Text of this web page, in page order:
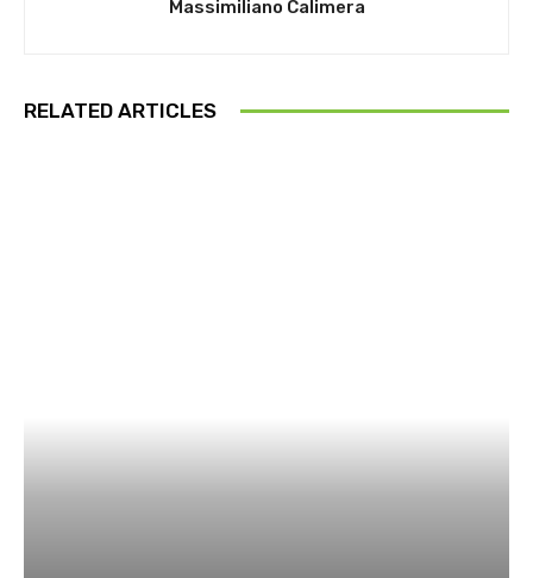
Massimiliano Calimera
RELATED ARTICLES